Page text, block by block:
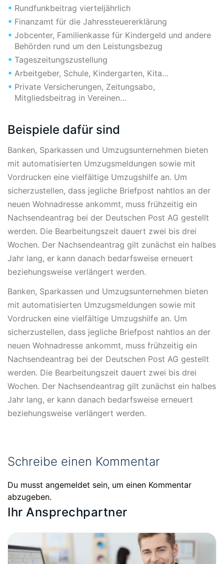
Rundfunkbeitrag vierteljährlich
Finanzamt für die Jahressteuererklärung
Jobcenter, Familienkasse für Kindergeld und andere
Behörden rund um den Leistungsbezug
Tageszeitungszustellung
Arbeitgeber, Schule, Kindergarten, Kita…
Private Versicherungen, Zeitungsabo,
Mitgliedsbeitrag in Vereinen…
Beispiele dafür sind
Banken, Sparkassen und Umzugsunternehmen bieten
mit automatisierten Umzugsmeldungen sowie mit
Vordrucken eine vielfältige Umzugshilfe an. Um
sicherzustellen, dass jegliche Briefpost nahtlos an der
neuen Wohnadresse ankommt, muss frühzeitig ein
Nachsendeantrag bei der Deutschen Post AG gestellt
werden. Die Bearbeitungszeit dauert zwei bis drei
Wochen. Der Nachsendeantrag gilt zunächst ein halbes
Jahr lang, er kann danach bedarfsweise erneuert
beziehungsweise verlängert werden.
Banken, Sparkassen und Umzugsunternehmen bieten
mit automatisierten Umzugsmeldungen sowie mit
Vordrucken eine vielfältige Umzugshilfe an. Um
sicherzustellen, dass jegliche Briefpost nahtlos an der
neuen Wohnadresse ankommt, muss frühzeitig ein
Nachsendeantrag bei der Deutschen Post AG gestellt
werden. Die Bearbeitungszeit dauert zwei bis drei
Wochen. Der Nachsendeantrag gilt zunächst ein halbes
Jahr lang, er kann danach bedarfsweise erneuert
beziehungsweise verlängert werden.
Schreibe einen Kommentar
Du musst angemeldet sein, um einen Kommentar
abzugeben.
Ihr Ansprechpartner